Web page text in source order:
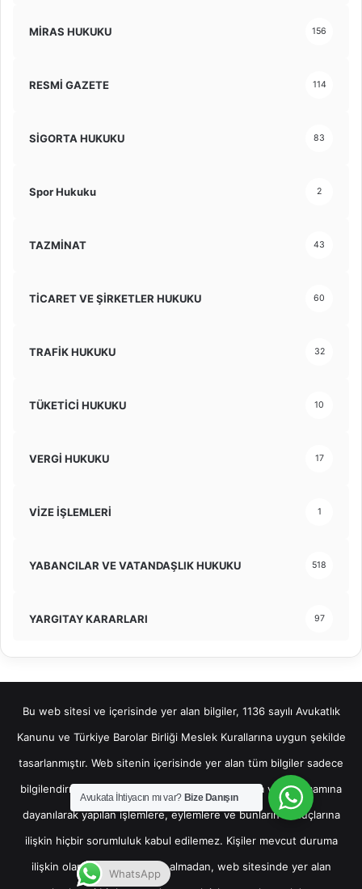
MİRAS HUKUKU 156
RESMİ GAZETE 114
SİGORTA HUKUKU 83
Spor Hukuku 2
TAZMİNAT 43
TİCARET VE ŞİRKETLER HUKUKU 60
TRAFİK HUKUKU 32
TÜKETİCİ HUKUKU 10
VERGİ HUKUKU 17
VİZE İŞLEMLERİ 1
YABANCILAR VE VATANDAŞLIK HUKUKU 518
YARGITAY KARARLARI 97
Bu web sitesi ve içerisinde yer alan bilgiler, 1136 sayılı Avukatlık
Kanunu ve Türkiye Barolar Birliği Meslek Kurallarına uygun şekilde
tasarlanmıştır. Web sitenin içerisinde yer alan tüm bilgiler sadece
bilgilendirme amaçlı olup, bu bilgilerin bir kısmına veya tamamına
dayanılarak yapılan işlemlere, eylemlere ve bunların sonuçlarına
ilişkin hiçbir sorumluluk kabul edilemez. Kişiler mevcut duruma
ilişkin olarak hukuki destek almadan, web sitesinde yer alan
Avukata İhtiyacın mı var? Bize Danışın
WhatsApp